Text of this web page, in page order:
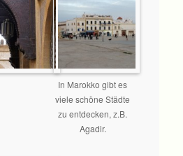
In Marokko gibt es
viele schöne Städte
zu entdecken, z.B.
Agadir.